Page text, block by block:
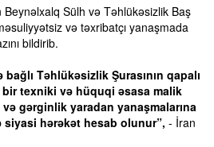
Sülh və Təhlükəsizlik Baş
və təxribatçı yanaşmada
bildirib.
bağlı Təhlükəsizlik Şurasının qapalı
bir texniki və hüquqi əsasa malik
gərginlik yaradan yanaşmalarına
hərəkət hesab olunur”, - İran